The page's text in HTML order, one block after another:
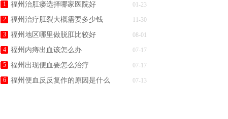
01-23
1 福州治肛瘘选择哪家医院好
11-30
2 福州治疗肛裂大概需要多少钱
08-01
3 福州地区哪里做脱肛比较好
07-17
4 福州内痔出血该怎么办
07-17
5 福州出现便血要怎么治疗
07-13
6 福州便血反反复作的原因是什么